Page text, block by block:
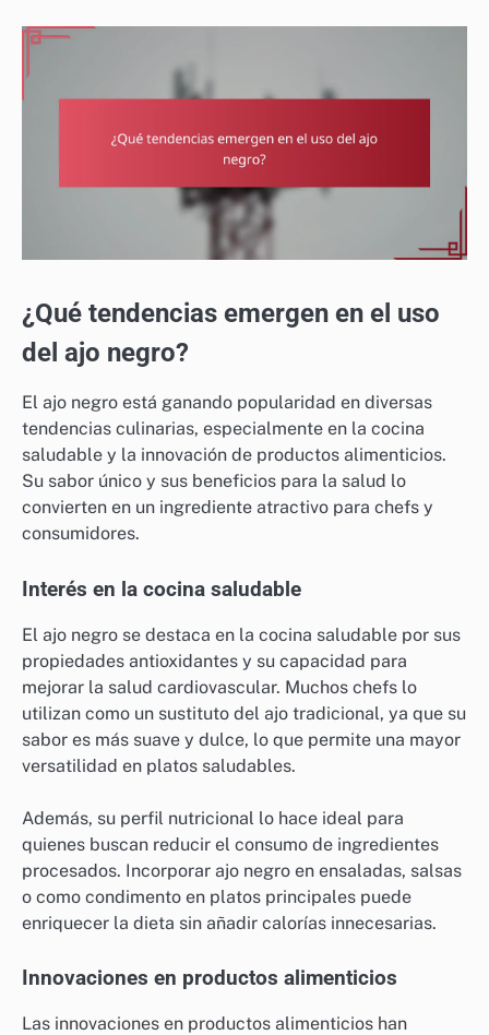
¿Qué tendencias emergen en el uso
del ajo negro?
El ajo negro está ganando popularidad en diversas
tendencias culinarias, especialmente en la cocina
saludable y la innovación de productos alimenticios.
Su sabor único y sus beneficios para la salud lo
convierten en un ingrediente atractivo para chefs y
consumidores.
Interés en la cocina saludable
El ajo negro se destaca en la cocina saludable por sus
propiedades antioxidantes y su capacidad para
mejorar la salud cardiovascular. Muchos chefs lo
utilizan como un sustituto del ajo tradicional, ya que su
sabor es más suave y dulce, lo que permite una mayor
versatilidad en platos saludables.
Además, su perfil nutricional lo hace ideal para
quienes buscan reducir el consumo de ingredientes
procesados. Incorporar ajo negro en ensaladas, salsas
o como condimento en platos principales puede
enriquecer la dieta sin añadir calorías innecesarias.
Innovaciones en productos alimenticios
Las innovaciones en productos alimenticios han